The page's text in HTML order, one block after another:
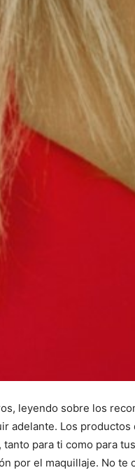
leyendo sobre los
adelante. Los
para ti como para
por el maquillaje. No